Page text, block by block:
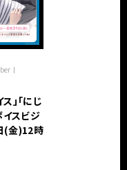
」「にじ
イスビジ
(金)12時